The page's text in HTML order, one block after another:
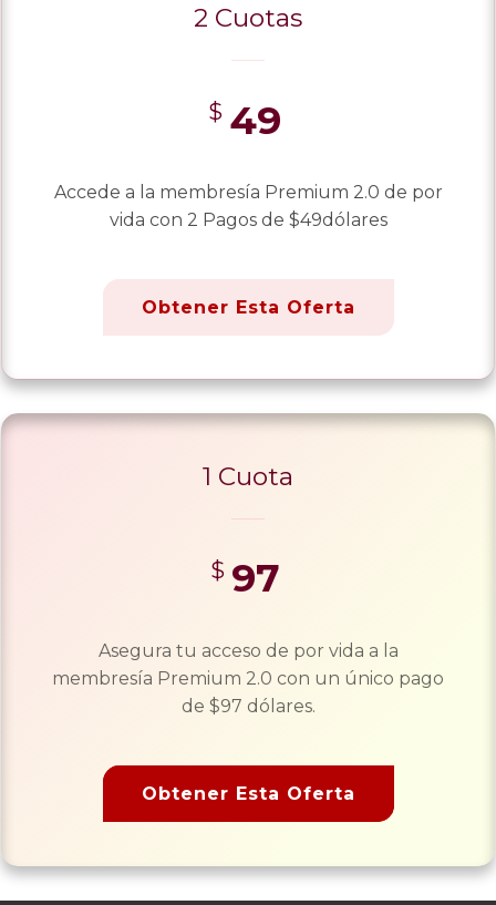
2 Cuotas
$ 49
Accede a la membresía Premium 2.0 de por
vida con 2 Pagos de $49dólares
Obtener Esta Oferta
1 Cuota
$ 97
Asegura tu acceso de por vida a la
membresía Premium 2.0 con un único pago
de $97 dólares.
Obtener Esta Oferta